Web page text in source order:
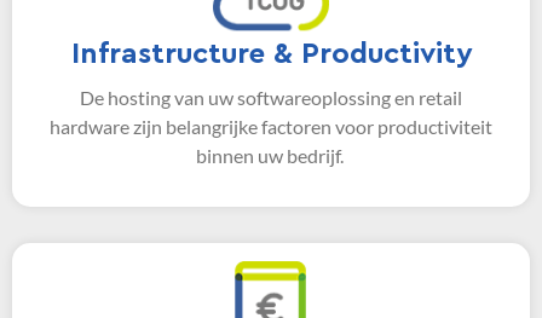
Infrastructure & Productivity
De hosting van uw softwareoplossing en retail
hardware zijn belangrijke factoren voor productiviteit
binnen uw bedrijf.